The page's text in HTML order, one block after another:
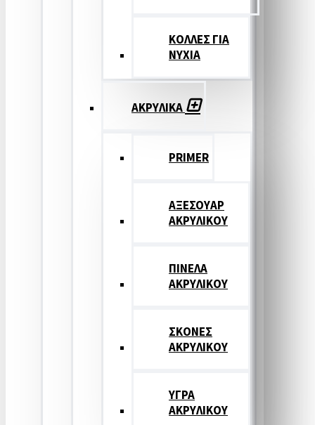
ΚΟΛΛΕΣ ΓΙΑ
ΝΥΧΙΑ
ΑΚΡΥΛΙΚΑ
PRIMER
ΑΞΕΣΟΥΑΡ
ΑΚΡΥΛΙΚΟΥ
ΠΙΝΕΛΑ
ΑΚΡΥΛΙΚΟΥ
ΣΚΟΝΕΣ
ΑΚΡΥΛΙΚΟΥ
ΥΓΡΑ
ΑΚΡΥΛΙΚΟΥ